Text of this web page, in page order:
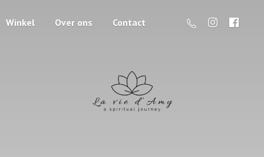
Winkel Over ons Contact